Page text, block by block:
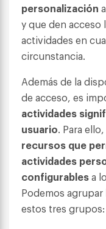
personalización
y que den acceso
actividades en
circunstancia.
Además de la
de acceso, es
actividades
usuario. Para
recursos que
actividades
configurablesa
Podemos
estos tres grupos: